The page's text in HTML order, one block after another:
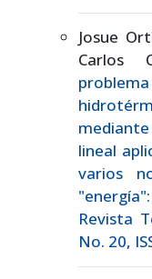
Josue
Carlos
lineal
varios
Revista
No. 20,